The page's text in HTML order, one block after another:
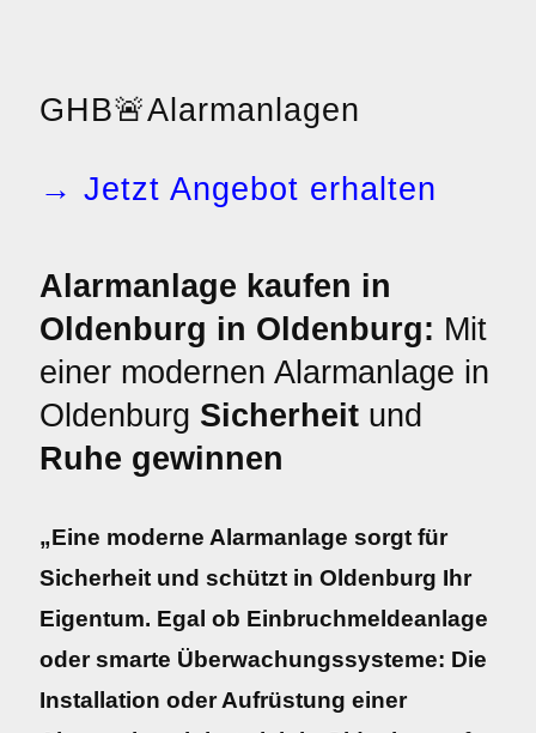
GHB🚨Alarmanlagen
→ Jetzt Angebot erhalten
Alarmanlage kaufen in
Oldenburg in Oldenburg: Mit
einer modernen Alarmanlage in
Oldenburg Sicherheit und
Ruhe gewinnen
„Eine moderne Alarmanlage sorgt für
Sicherheit und schützt in Oldenburg Ihr
Eigentum. Egal ob Einbruchmeldeanlage
oder smarte Überwachungssysteme: Die
Installation oder Aufrüstung einer